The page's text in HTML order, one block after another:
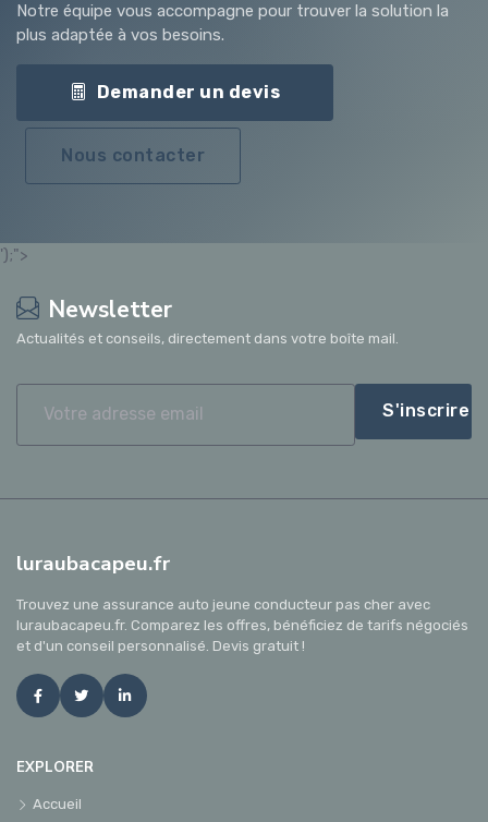
Notre équipe vous accompagne pour trouver la solution la
plus adaptée à vos besoins.
Demander un devis
Nous contacter
');">
Newsletter
Actualités et conseils, directement dans votre boîte mail.
S'inscrire
luraubacapeu.fr
Trouvez une assurance auto jeune conducteur pas cher avec
luraubacapeu.fr. Comparez les offres, bénéficiez de tarifs négociés
et d'un conseil personnalisé. Devis gratuit !
EXPLORER
Accueil